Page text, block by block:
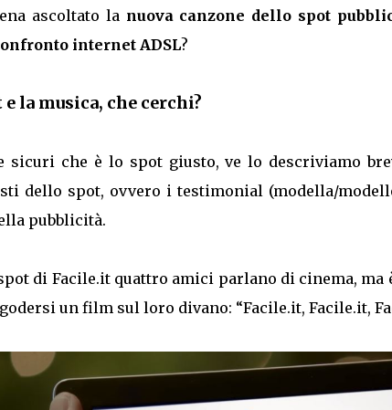
ascoltato la nuova canzone dello spot
internet ADSL?
e la musica, che cerchi?
sicuri che è lo spot giusto, ve lo descriviamo
dello spot, ovvero i testimonial (modella/
pubblicità.
di Facile.it quattro amici parlano di cinema,
un film sul loro divano: “Facile.it, Facile.it,